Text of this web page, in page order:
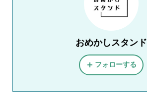
おめかしスタンド
フォローする